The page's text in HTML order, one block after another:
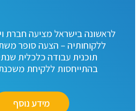
לראשונה בישראל מציעה חברת
ללקוחותיה – הצעה סופר
תוכנית עבודה כלכלית שנתית
בהתייחסות ללקיחת
מידע נוסף